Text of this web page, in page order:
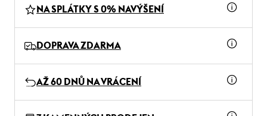
NA SPLÁTKY S 0% NAVÝŠENÍ
DOPRAVA ZDARMA
AŽ 60 DNŮ NA VRÁCENÍ